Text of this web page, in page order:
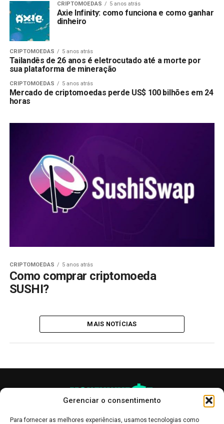
Gerenciar o consentimento
Para fornecer as melhores experiências, usamos tecnologias como
CRIPTOMOEDAS 5 anos atrás
Axie Infinity: como funciona e como ganhar
dinheiro
CRIPTOMOEDAS 5 anos atrás
Tailandês de 26 anos é eletrocutado até a morte por
sua plataforma de mineração
CRIPTOMOEDAS 5 anos atrás
Mercado de criptomoedas perde US$ 100 bilhões em 24
horas
CRIPTOMOEDAS 5 anos atrás
Como comprar criptomoeda
SUSHI?
MAIS NOTÍCIAS